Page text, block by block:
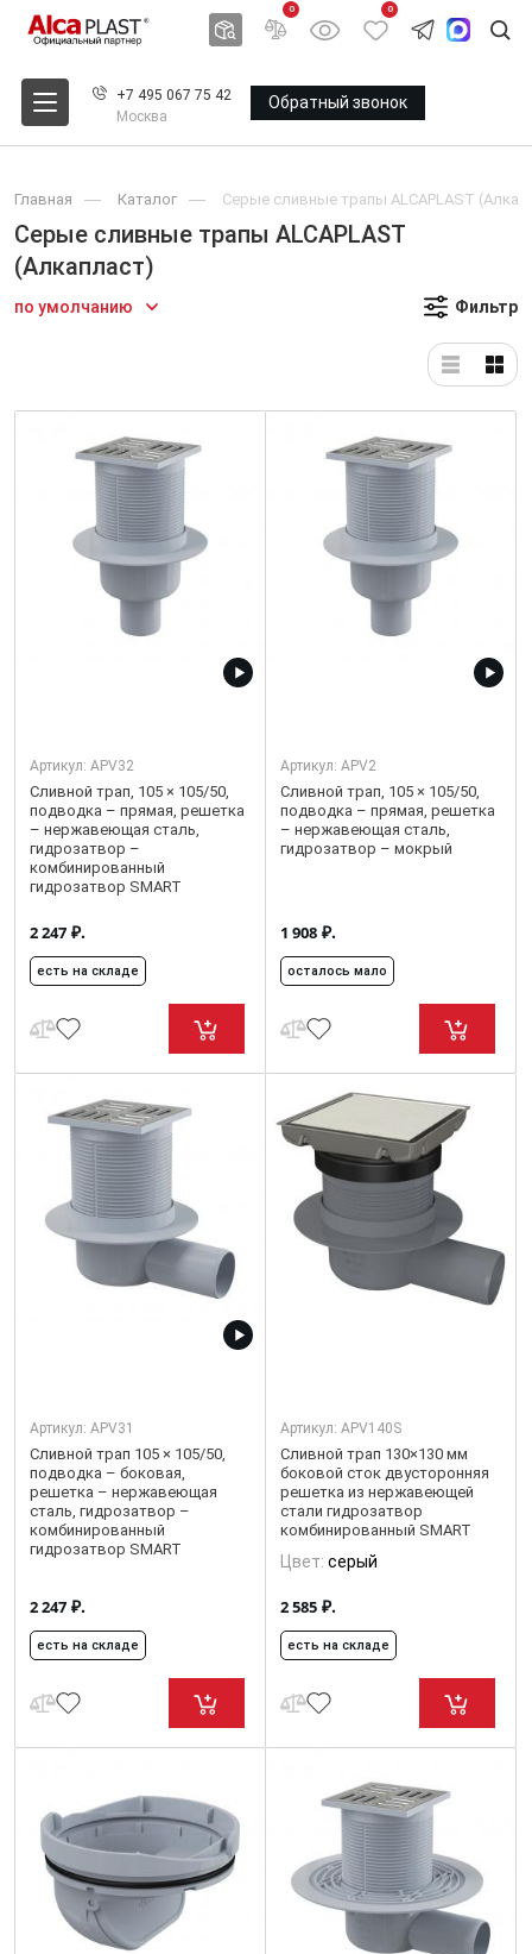
0 0
+7 495 067 75 42
Москва
Обратный звонок
Главная Каталог Серые сливные трапы ALCAPLAST
Серые сливные трапы ALCAPLAST
(Алкапласт)
по умолчанию Фильтр
Артикул: APV32
Сливной трап, 105 × 105/50,
подводка – прямая, решетка
– нержавеющая сталь,
гидрозатвор –
комбинированный
гидрозатвор SMART
2 247 ₽.
есть на складе
Артикул: APV2
Сливной трап, 105 × 105/50,
подводка – прямая, решетка
– нержавеющая сталь,
гидрозатвор – мокрый
1 908 ₽.
осталось мало
Артикул: APV31
Сливной трап 105 × 105/50,
подводка – боковая,
решетка – нержавеющая
сталь, гидрозатвор –
комбинированный
гидрозатвор SMART
2 247 ₽.
есть на складе
Артикул: APV140S
Сливной трап 130×130 мм
боковой сток двусторонняя
решетка из нержавеющей
стали гидрозатвор
комбинированный SMART
Цвет: серый
2 585 ₽.
есть на складе